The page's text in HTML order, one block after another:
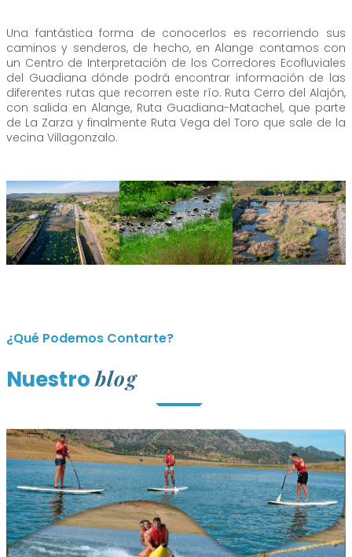
Una fantástica forma de conocerlos es recorriendo sus
caminos y senderos, de hecho, en Alange contamos con
un Centro de Interpretación de los Corredores Ecofluviales
del Guadiana dónde podrá encontrar información de las
diferentes rutas que recorren este río. Ruta Cerro del Alajón,
con salida en Alange, Ruta Guadiana-Matachel, que parte
de La Zarza y finalmente Ruta Vega del Toro que sale de la
vecina Villagonzalo.
¿Qué Podemos Contarte?
Nuestroblog